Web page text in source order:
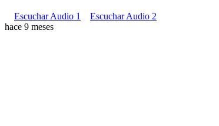
Escuchar Audio 1
Escuchar Audio 2
hace 9 meses